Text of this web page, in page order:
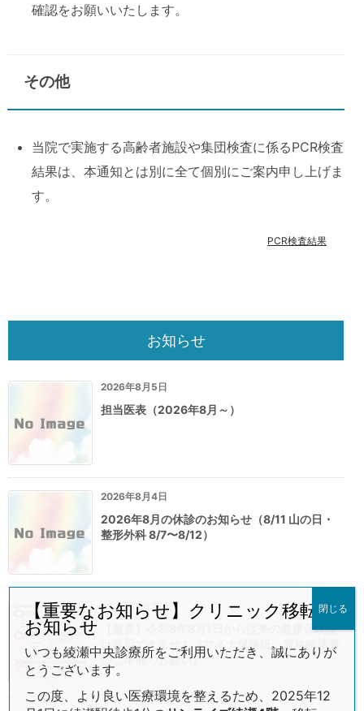
確認をお願いいたします。
その他
当院で実施する高齢者施設や集団検査に係るPCR検査
結果は、本通知とは別に全て個別にご案内申し上げま
す。
PCR検査結果
お知らせ
2026年8月5日
担当医表（2026年8月～）
2026年8月4日
2026年8月の休診のお知らせ（8/11 山の日・
整形外科 8/7〜8/12）
2026年7月26日
【重要】令和8年8月1日から従来の健康保険証
は使用できません（マイナ保険証・資格確認書
のご準備のお願い）
【重要なお知らせ】クリニック移転の
お知らせ
いつも綾瀬中央診療所をご利用いただき、誠にありが
とうございます。
この度、より良い医療環境を整えるため、2025年12
閉じる